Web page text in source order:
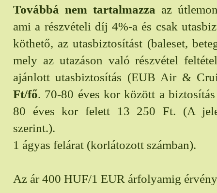
Továbbá nem tartalmazza az
ami a részvételi díj 4%-a és csak
köthető, az utasbiztosítást (baleset,
mely az utazáson való részvétel
ajánlott utasbiztosítás (EUB Air &
Ft/fő. 70-80 éves kor között a
80 éves kor felett 13 250 Ft. (A
szerint.).
1 ágyas felárat (korlátozott számban).
Az ár 400 HUF/1 EUR árfolyamig